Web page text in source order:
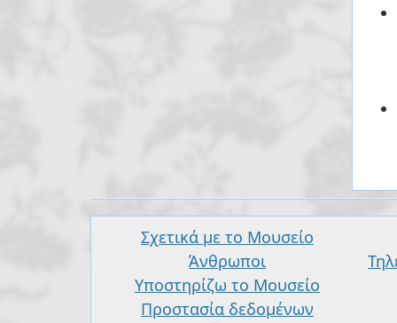
Σχετικά με το Μουσείο
Άνθρωποι
Υποστηρίζω το Μουσείο
Προστασία δεδομένων